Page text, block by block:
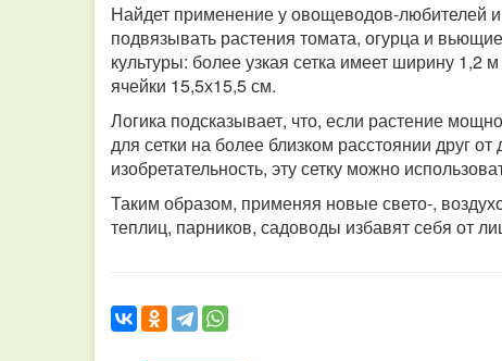
Найдет применение у овощеводов-любителей
подвязывать растения томата, огурца и
культуры: более узкая сетка имеет ширину
ячейки 15,5х15,5 см.
Логика подсказывает, что, если растение
для сетки на более близком расстоянии друг
изобретательность, эту сетку можно
Таким образом, применяя новые свето-,
теплиц, парников, садоводы избавят себя от